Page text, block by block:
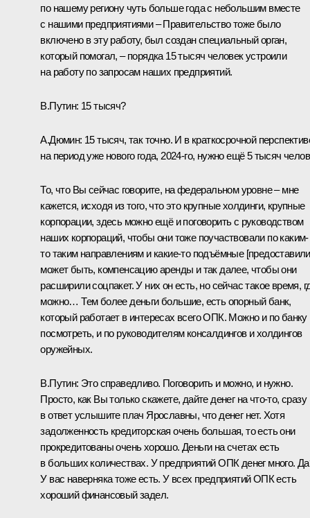
по нашему региону чуть больше года с небольшим вместе
с нашими предприятиями – Правительство тоже было
включено в эту работу, был создан специальный орган,
который помогал, – порядка 15 тысяч человек устроили
на работу по запросам наших предприятий.
В.Путин: 15 тысяч?
А.Дюмин: 15 тысяч, так точно. И в краткосрочной
на период уже нового года, 2024-го, нужно ещё 5 тысяч
То, что Вы сейчас говорите, на федеральном уровне – мне
кажется, исходя из того, что это крупные холдинги, крупные
корпорации, здесь можно ещё и поговорить с руководством
наших корпораций, чтобы они тоже поучаствовали по каким-
то таким направлениям и какие-то подъёмные
может быть, компенсацию аренды и так далее, чтобы они
расширили соцпакет. У них он есть, но сейчас такое время,
можно… Тем более деньги большие, есть опорный банк,
который работает в интересах всего ОПК. Можно и по банку
посмотреть, и по руководителям консалдингов и холдингов
оружейных.
В.Путин: Это справедливо. Поговорить и можно, и нужно.
Просто, как Вы только скажете, дайте денег на что-то, сразу
в ответ услышите плач Ярославны, что денег нет. Хотя
задолженность кредиторская очень большая, то есть они
прокредитованы очень хорошо. Деньги на счетах есть
в больших количествах. У предприятий ОПК денег много.
У вас наверняка тоже есть. У всех предприятий ОПК есть
хороший финансовый задел.